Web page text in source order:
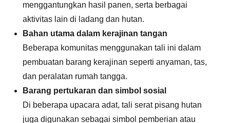
menggantungkan hasil panen, serta berbagai
aktivitas lain di ladang dan hutan.
Bahan utama dalam kerajinan tangan
Beberapa komunitas menggunakan tali ini dalam
pembuatan barang kerajinan seperti anyaman, tas,
dan peralatan rumah tangga.
Barang pertukaran dan simbol sosial
Di beberapa upacara adat, tali serat pisang hutan
juga digunakan sebagai simbol pemberian atau